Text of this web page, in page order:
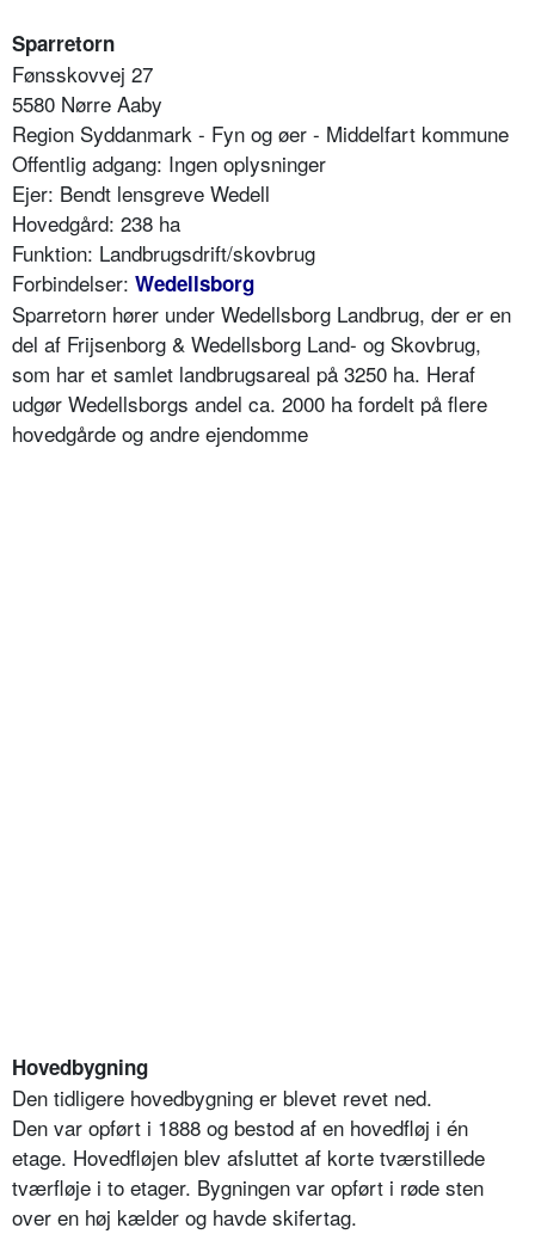
Sparretorn
Fønsskovvej 27
5580 Nørre Aaby
Region Syddanmark - Fyn og øer - Middelfart kommune
Offentlig adgang: Ingen oplysninger
Ejer: Bendt lensgreve Wedell
Hovedgård: 238 ha
Funktion: Landbrugsdrift/skovbrug
Forbindelser: Wedellsborg
Sparretorn hører under Wedellsborg Landbrug, der er en
del af Frijsenborg & Wedellsborg Land- og Skovbrug,
som har et samlet landbrugsareal på 3250 ha. Heraf
udgør Wedellsborgs andel ca. 2000 ha fordelt på flere
hovedgårde og andre ejendomme
Hovedbygning
Den tidligere hovedbygning er blevet revet ned.
Den var opført i 1888 og bestod af en hovedfløj i én
etage. Hovedfløjen blev afsluttet af korte tværstillede
tværfløje i to etager. Bygningen var opført i røde sten
over en høj kælder og havde skifertag.